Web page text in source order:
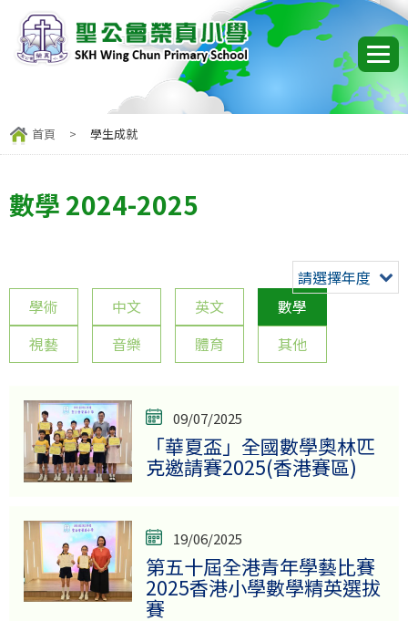
首頁 > 學生成就
數學 2024-2025
請選擇年度
學術
中文 英文
數學
視藝
音樂 體育 其他
09/07/2025
「華夏盃」全國數學奧林匹
克邀請賽2025(香港賽區)
19/06/2025
第五十屆全港青年學藝比賽
2025香港小學數學精英選拔
賽